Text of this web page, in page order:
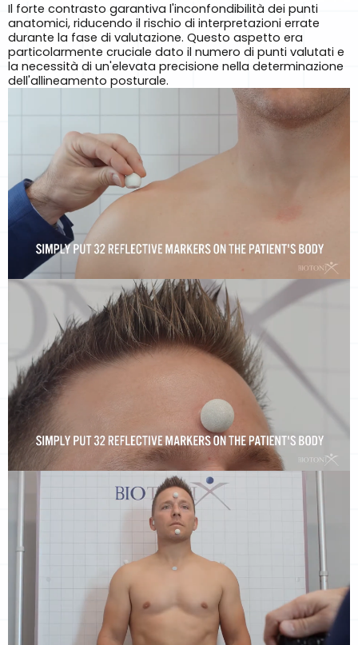
Il forte contrasto garantiva l'inconfondibilità dei punti
anatomici, riducendo il rischio di interpretazioni errate
durante la fase di valutazione. Questo aspetto era
particolarmente cruciale dato il numero di punti valutati e
la necessità di un'elevata precisione nella determinazione
dell'allineamento posturale.